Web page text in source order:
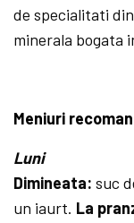
de specialitati
mine­rala bogata
Meniuri
Luni
Dimineata:suc
un iaurt. La